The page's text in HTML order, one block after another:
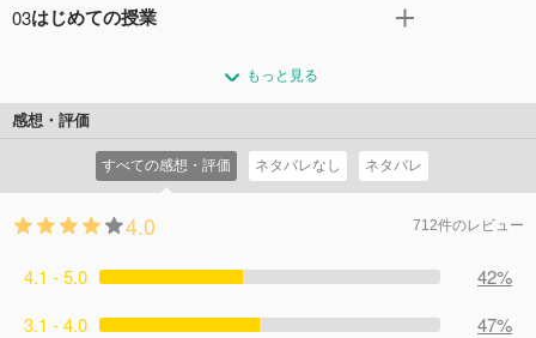
用馬車の御者に少年・ピーターを雇った事で、ミンチン院
れは、心を許し合える人形の事だった。セーラは父と一緒
た。そしてついに、夢にまでみたエミリーを洋服屋のウイ
ンドーの中に見つける。
コメント2件
03はじめての授業
見て困ってしまった。ミンチン院長は、セーラがフランス
語を話せないと思い慰めてくれるが、セーラはフランス語
コメント2件拍手0回
もっと見る
感想・評価
すべての感想・評価 ネタバレなし ネタバレ
4.0 712件のレビュー
4.1 - 5.0
42%
3.1 - 4.0
47%